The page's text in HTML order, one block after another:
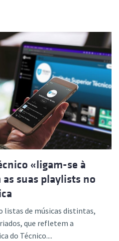
«ligam-se à
suas playlists no
listas de músicas distintas,
que refletem a
do Técnico....